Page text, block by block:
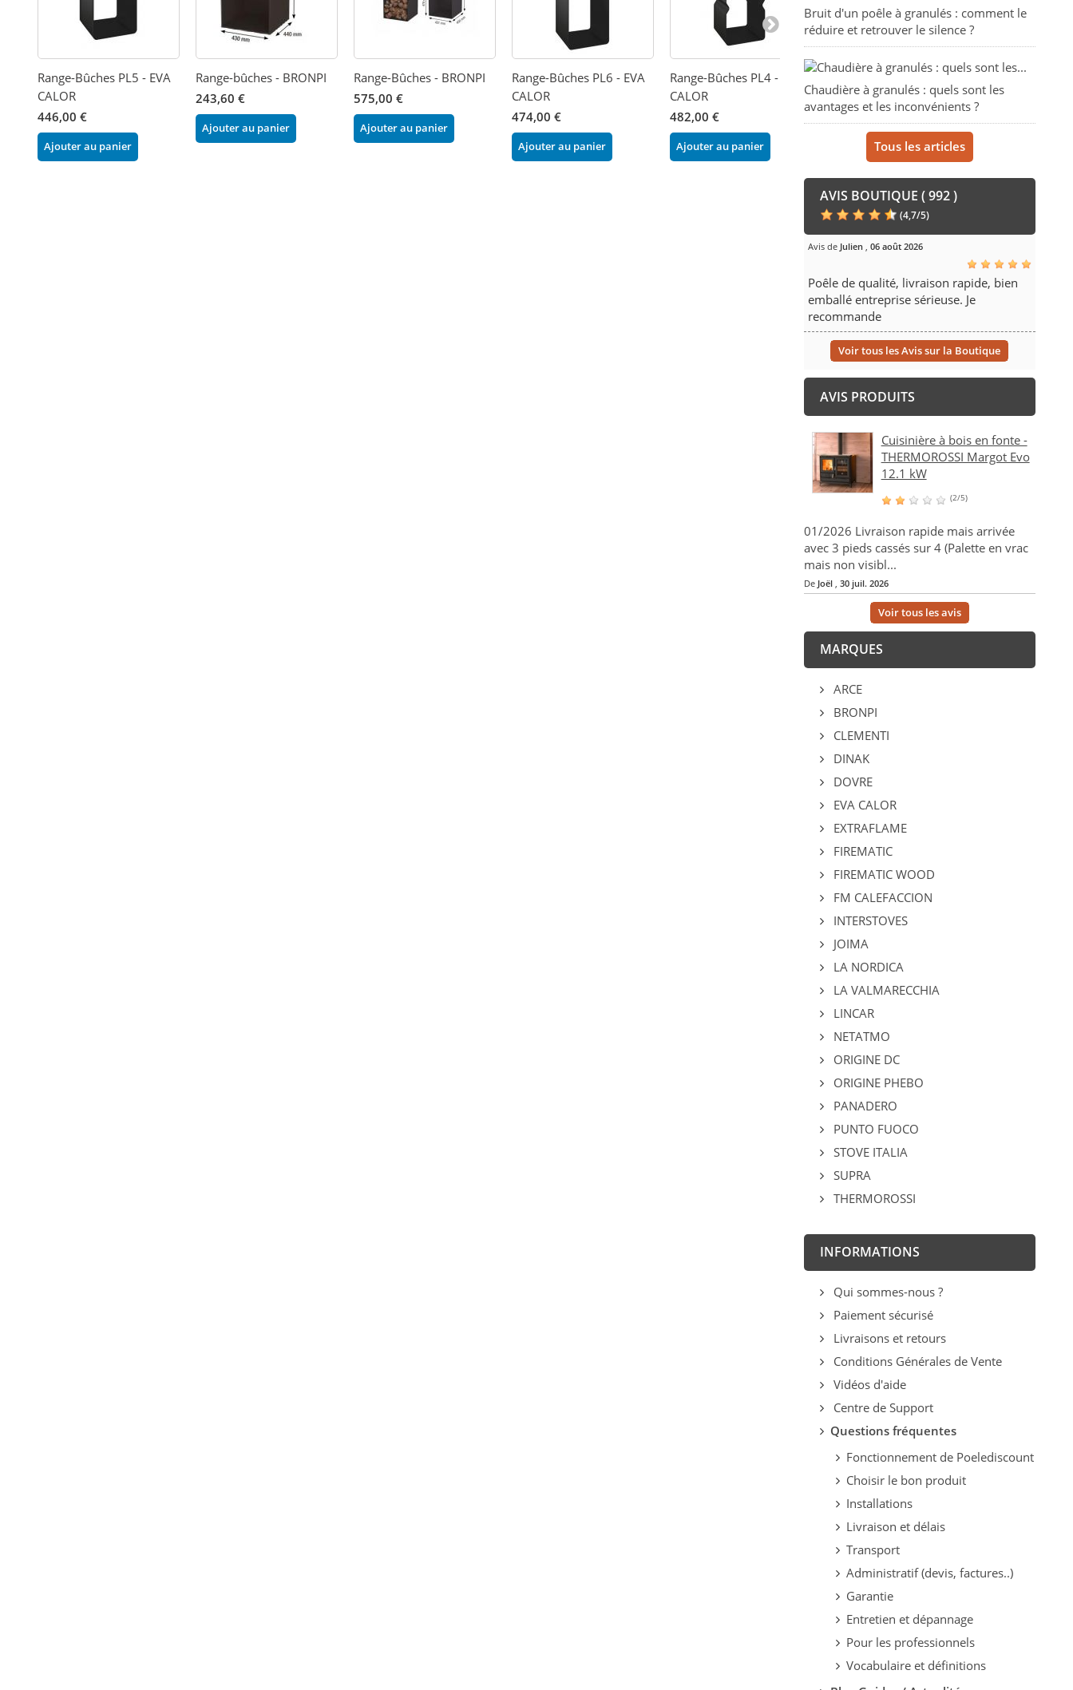
Range-Bûches PL5 - EVA
CALOR
446,00 €
Ajouter au panier
Range-bûches - BRONPI
243,60 €
Ajouter au panier
Range-Bûches - BRONPI
575,00 €
Ajouter au panier
Range-Bûches PL6 - EVA
CALOR
474,00 €
Ajouter au panier
Range-Bûches PL4 - EVA
CALOR
482,00 €
Ajouter au panier
Range-Bûches PL2 - EVA
CALOR
231,00 €
Ajouter au panier
BRONPI
Bruit d'un poêle à granulés : comment le
réduire et retrouver le silence ?
Chaudière à granulés : quels sont les
avantages et les inconvénients ?
Tous les articles
AVIS BOUTIQUE ( 992 )
(4,7/5)
Avis de Julien, 06 août 2026
Poêle de qualité, livraison rapide, bien
emballé entreprise sérieuse. Je
recommande
Voir tous les Avis sur la Boutique
AVIS PRODUITS
Cuisinière à bois en fonte -
THERMOROSSI Margot Evo
12.1 kW
(2/5)
01/2026 Livraison rapide mais arrivée
avec 3 pieds cassés sur 4 (Palette en vrac
mais non visibl...
De Joël, 30 juil. 2026
Voir tous les avis
MARQUES
ARCE
BRONPI
CLEMENTI
DINAK
DOVRE
EVA CALOR
EXTRAFLAME
FIREMATIC
FIREMATIC WOOD
FM CALEFACCION
INTERSTOVES
JOIMA
LA NORDICA
LA VALMARECCHIA
LINCAR
NETATMO
ORIGINE DC
ORIGINE PHEBO
PANADERO
PUNTO FUOCO
STOVE ITALIA
SUPRA
THERMOROSSI
INFORMATIONS
Qui sommes-nous ?
Paiement sécurisé
Livraisons et retours
Conditions Générales de Vente
Vidéos d'aide
Centre de Support
Questions fréquentes
Fonctionnement de Poelediscount
Choisir le bon produit
Installations
Livraison et délais
Transport
Administratif (devis, factures..)
Garantie
Entretien et dépannage
Pour les professionnels
Vocabulaire et définitions